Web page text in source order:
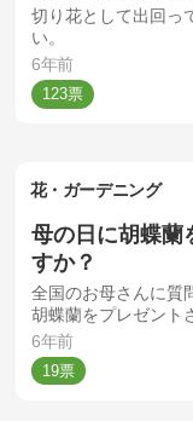
切り花として出回っ
い。
6年前
123
花・ガーデニング
母の日に胡蝶蘭
すか？
全国のお母さんに質
胡蝶蘭をプレゼント
コメント欄にお書き
6年前
19